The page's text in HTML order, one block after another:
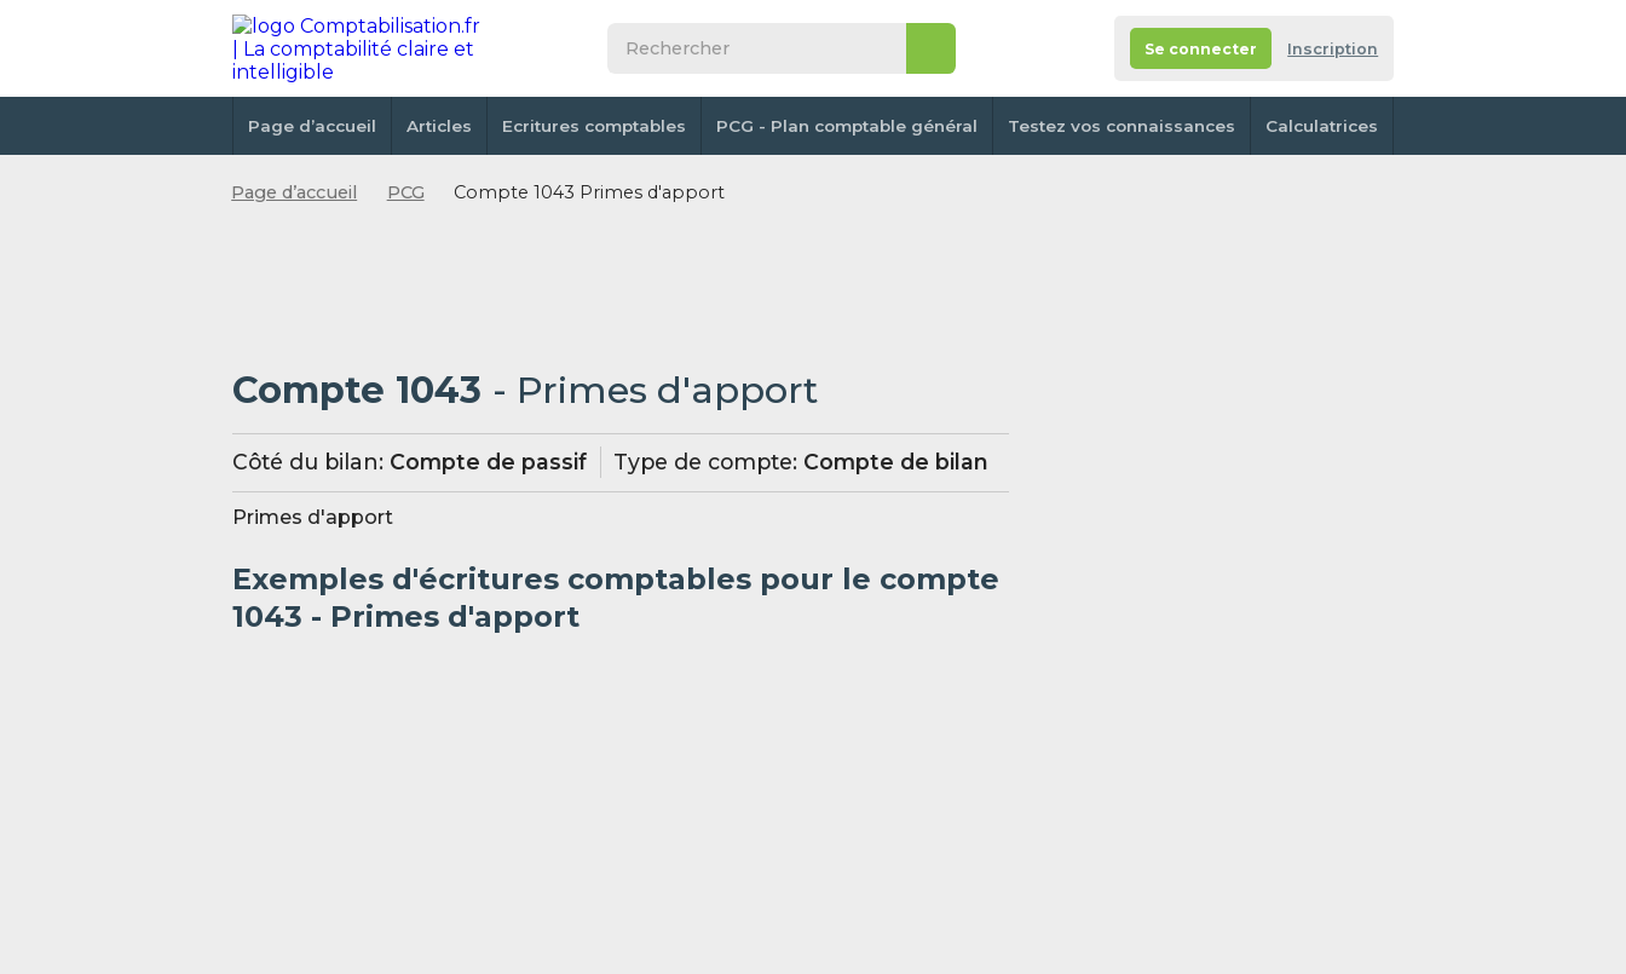
Se connecter Inscription
Page d’accueil Articles Ecritures comptables PCG - Plan comptable général Testez vos connaissances Calculatrices
Page d’accueil PCG Compte 1043 Primes d'apport
Compte 1043 - Primes d'apport
Côté du bilan: Compte de passif Type de compte: Compte de bilan
Primes d'apport
Exemples d'écritures comptables pour le compte
1043 - Primes d'apport